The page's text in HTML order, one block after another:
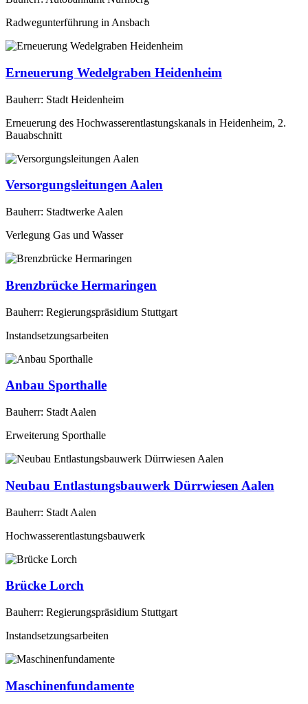
Radwegunterführung in Ansbach
Erneuerung Wedelgraben Heidenheim
Bauherr: Stadt Heidenheim
Erneuerung des Hochwasserentlastungskanals in Heidenheim, 2.
Bauabschnitt
Versorgungsleitungen Aalen
Bauherr: Stadtwerke Aalen
Verlegung Gas und Wasser
Brenzbrücke Hermaringen
Bauherr: Regierungspräsidium Stuttgart
Instandsetzungsarbeiten
Anbau Sporthalle
Bauherr: Stadt Aalen
Erweiterung Sporthalle
Neubau Entlastungsbauwerk Dürrwiesen Aalen
Bauherr: Stadt Aalen
Hochwasserentlastungsbauwerk
Brücke Lorch
Bauherr: Regierungspräsidium Stuttgart
Instandsetzungsarbeiten
Maschinenfundamente